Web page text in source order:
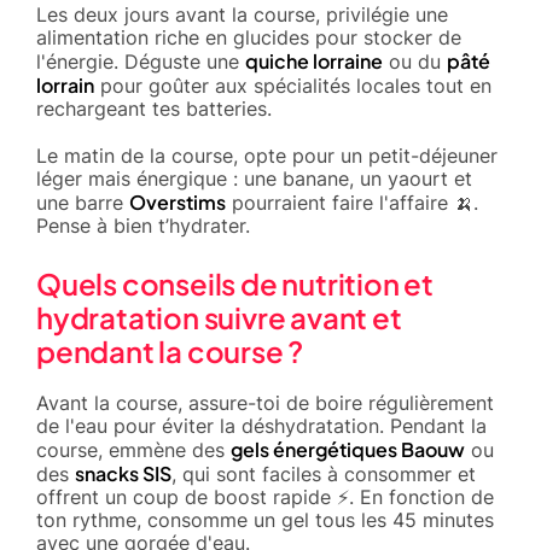
Les deux jours avant la course, privilégie une
alimentation riche en glucides pour stocker de
l'énergie. Déguste une quiche lorraine ou du pâté
lorrain pour goûter aux spécialités locales tout en
rechargeant tes batteries.
Le matin de la course, opte pour un petit-déjeuner
léger mais énergique : une banane, un yaourt et
une barre Overstims pourraient faire l'affaire 🍌.
Pense à bien t’hydrater.
Quels conseils de nutrition et
hydratation suivre avant et
pendant la course ?
Avant la course, assure-toi de boire régulièrement
de l'eau pour éviter la déshydratation. Pendant la
course, emmène des gels énergétiques Baouw ou
des snacks SIS, qui sont faciles à consommer et
offrent un coup de boost rapide ⚡. En fonction de
ton rythme, consomme un gel tous les 45 minutes
avec une gorgée d'eau.